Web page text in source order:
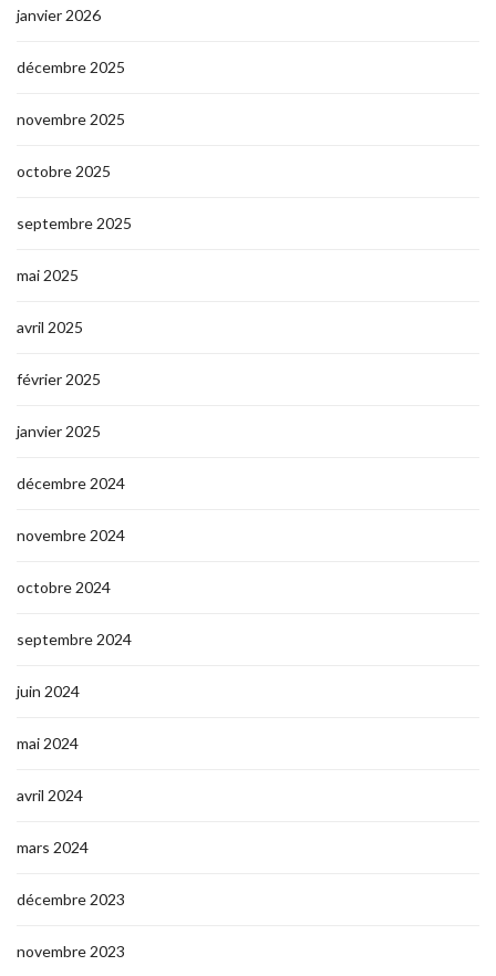
janvier 2026
décembre 2025
novembre 2025
octobre 2025
septembre 2025
mai 2025
avril 2025
février 2025
janvier 2025
décembre 2024
novembre 2024
octobre 2024
septembre 2024
juin 2024
mai 2024
avril 2024
mars 2024
décembre 2023
novembre 2023